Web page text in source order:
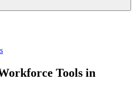
Tools in